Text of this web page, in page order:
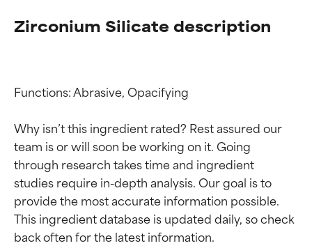
Zirconium Silicate description
Functions: Abrasive, Opacifying
Why isn’t this ingredient rated? Rest assured our
team is or will soon be working on it. Going
through research takes time and ingredient
studies require in-depth analysis. Our goal is to
provide the most accurate information possible.
This ingredient database is updated daily, so check
Beoordelingen van
Beoordelingen van